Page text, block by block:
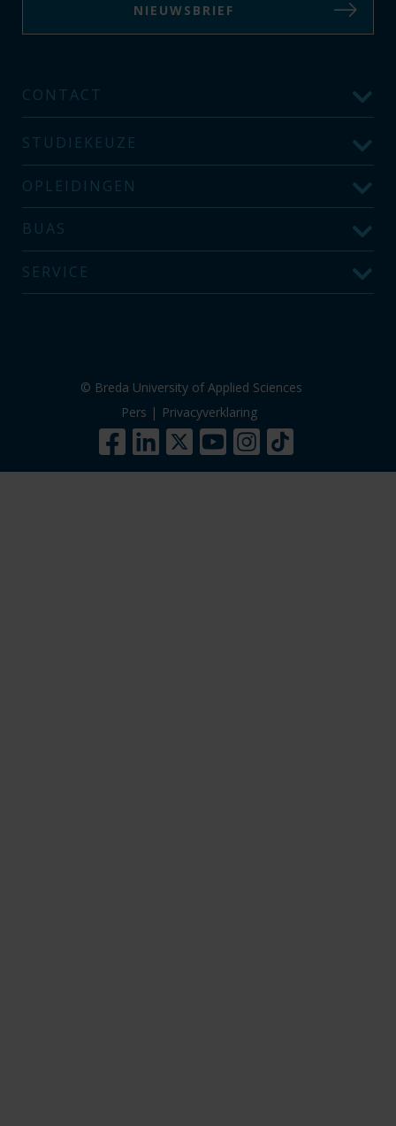
NIEUWSBRIEF
CONTACT
STUDIEKEUZE
OPLEIDINGEN
BUAS
SERVICE
© Breda University of Applied Sciences
Pers | Privacyverklaring